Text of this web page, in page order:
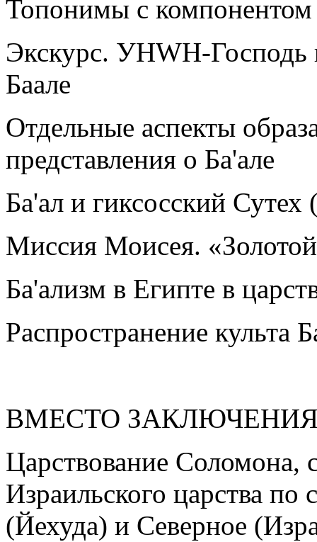
Топонимы с компонентом
Экскурс. УНWН-Господь
Баале
Отдельные аспекты
представления о Ба'але
Ба'ал и гиксосский Сутех
Миссия Моисея.
Ба'ализм в Египте в
Распространение культа
ВМЕСТО
Царствование Соломона,
Израильского царства
(Йехуда) и Северное